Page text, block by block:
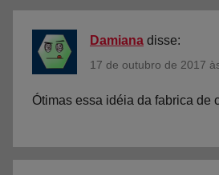
o
g
d
Damiana disse:
17 de outubro de 2017
Ótimas essa idéia da fabrica de